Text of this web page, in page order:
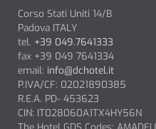
Corso Stati Uniti 14/B
Padova ITALY
tel. +39 049.7641333
fax +39 049 7641334
email: info@dchotel.it
P.IVA/CF: 02021890385
R.E.A. PD- 453623
CIN: IT028060A1TX4HY56N